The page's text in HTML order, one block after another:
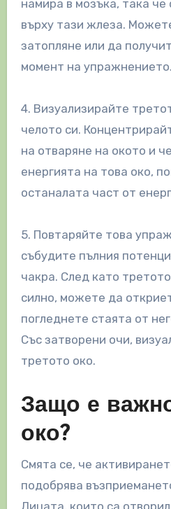
намира в мозъка, така
върху тази жлеза.
затопляне или да
момент на упражнението.
4. Визуализирайте
челото си.
на отваряне на окото и
енергията на това око,
останалата част от
5. Повтаряйте това
събудите пълния
чакра. След като
силно, можете да
погледнете стаята от
Със затворени очи,
третото око.
Защо е
око?
Смята се, че
подобрява